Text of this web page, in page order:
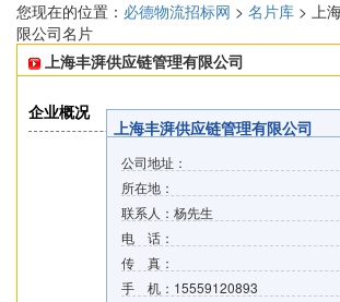
您现在的位置： 必德物流招标网 > 名片库 > 上
限公司名片
上海丰湃供应链管理有限公司
上海丰湃供应链管理有限公司
公司地址：
所在地：
联系人：杨先生
电 话：
传 真：
手 机：15559120893
企业概况